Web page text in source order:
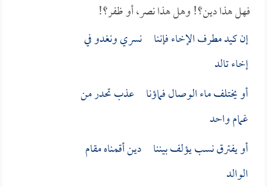
فهل هذا دين؟! وهل هذا نصر، أو ظفر؟!
إن كيد مطرف الإخاء فإننا نسري ونغدو في
إخاء تالد
أو يختلف ماء الوصال فماؤنا عذب تحدر من
غمام واحد
أو يفترق نسب يؤلف بيننا دين أقمناه مقام
الوالد